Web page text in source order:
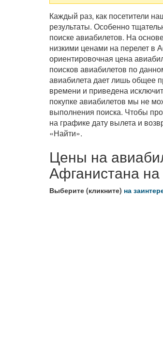
Каждый раз, как посетители
результаты. Особенно
поиске авиабилетов. На
низкими ценами на перелет в
ориентировочная цена
поисков авиабилетов по
авиабилета дает лишь общее
времени и приведена
покупке авиабилетов мы не
выполнения поиска. Чтобы
на графике дату вылета и
«Найти».
Цены на
Афганистана на
Выберите (кликните) на